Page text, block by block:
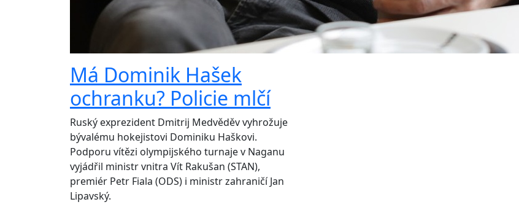
Má Dominik Hašek
ochranku? Policie mlčí
Ruský exprezident Dmitrij Medvěděv vyhrožuje
bývalému hokejistovi Dominiku Haškovi.
Podporu vítězi olympijského turnaje v Naganu
vyjádřil ministr vnitra Vít Rakušan (STAN),
premiér Petr Fiala (ODS) i ministr zahraničí Jan
Lipavský.